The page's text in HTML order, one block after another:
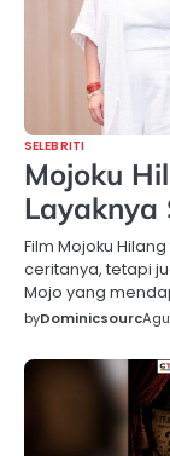
SELEBRITI
Mojoku
Layaknya
Film Mojoku
ceritanya, tetapi
Mojo yang
byDominicsourc